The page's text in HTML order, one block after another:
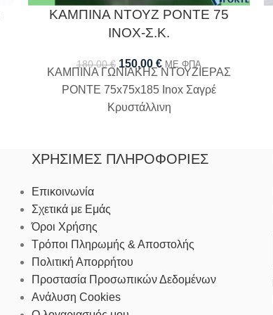
ΚΑΜΠΙΝΑ ΝΤΟΥΖ PONTE 75
ΙΝΟΧ-Σ.Κ.
180,00€ 150,00 € ΜΕ ΦΠΑ
ΚΑΜΠΙΝΑ ΓΩΝΙΑΚΗΣ ΝΤΟΥΖΙΕΡΑΣ
PONTE 75x75x185 Inox Σαγρέ
Κρυστάλλινη
ΧΡΉΣΙΜΕΣ ΠΛΗΡΟΦΟΡΊΕΣ
Επικοινωνία
Σχετικά με Εμάς
Όροι Χρήσης
Τρόποι Πληρωμής & Αποστολής
Πολιτική Απορρήτου
Προστασία Προσωπικών Δεδομένων
Ανάλυση Cookies